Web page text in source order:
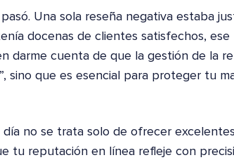
Una sola reseña negativa estaba
docenas de clientes satisfechos, ese
darme cuenta de que la gestión de la
sino que es esencial para proteger tu
día no se trata solo de ofrecer
tu reputación en línea refleje con